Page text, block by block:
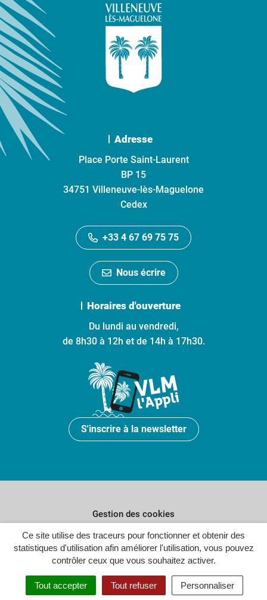
Ce site utilise des traceurs pour fonctionner et obtenir des
statistiques d'utilisation afin améliorer l'utilisation, vous pouvez
contrôler ceux que vous souhaitez activer.
Tout accepter Tout refuser Personnaliser
Adresse
Place Porte Saint-Laurent
BP 15
34751 Villeneuve-lès-Maguelone
Cedex
+33 4 67 69 75 75
Nous écrire
Horaires d'ouverture
Du lundi au vendredi,
de 8h30 à 12h et de 14h à 17h30.
S'inscrire à la newsletter
Gestion des cookies
Plan du site
Politique de confidentialité
Crédits